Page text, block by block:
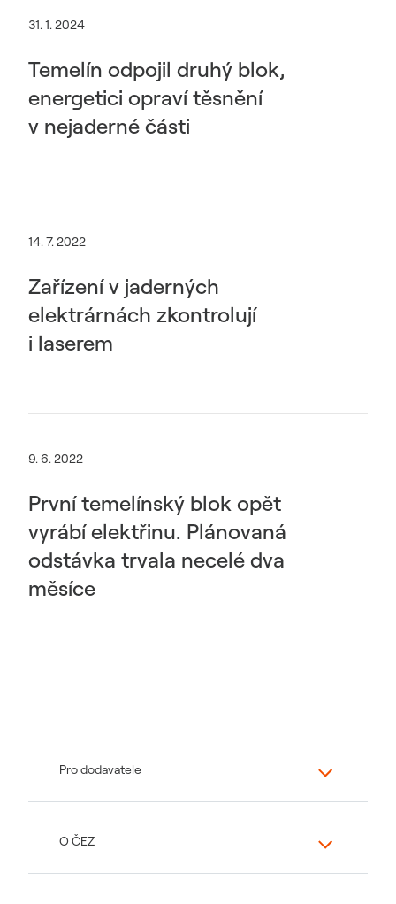
31. 1. 2024
Temelín odpojil druhý blok,
energetici opraví těsnění
v nejaderné části
14. 7. 2022
Zařízení v jaderných
elektrárnách zkontrolují
i laserem
9. 6. 2022
První temelínský blok opět
vyrábí elektřinu. Plánovaná
odstávka trvala necelé dva
měsíce
Pro dodavatele
O ČEZ